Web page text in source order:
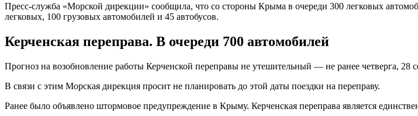
Пресс-служба «Морской дирекции» сообщила, что со стороны Крыма в очереди 300 легковых
легковых, 100 грузовых автомобилей и 45 автобусов.
Керченская переправа. В очереди 700 автомобилей
Прогноз на возобновление работы Керченской переправы не утешительный — не ранее четверга, 28
В связи с этим Морская дирекция просит не планировать до этой даты поездки на переправу.
Ранее было объявлено штормовое предупреждение в Крыму. Керченская переправа является